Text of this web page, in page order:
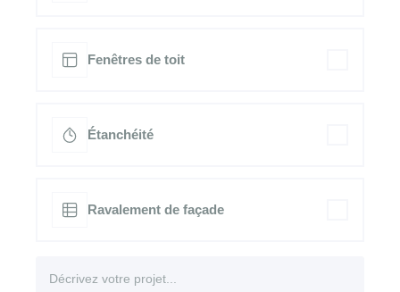
Fenêtres de toit
Étanchéité
Ravalement de façade